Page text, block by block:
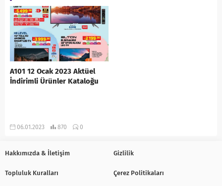
A101 12 Ocak 2023 Aktüel
İndirimli Ürünler Kataloğu
06.01.2023 870 0
Hakkımızda & İletişim Gizlilik
Topluluk Kuralları Çerez Politikaları